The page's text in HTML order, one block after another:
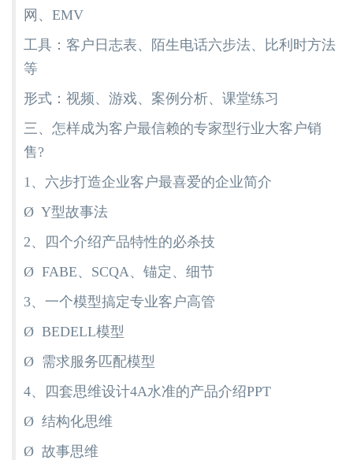
网、EMV
工具：客户日志表、陌生电话六步法、比利时方法
等
形式：视频、游戏、案例分析、课堂练习
三、怎样成为客户最信赖的专家型行业大客户销
售?
1、六步打造企业客户最喜爱的企业简介
Ø Y型故事法
2、四个介绍产品特性的必杀技
Ø FABE、SCQA、锚定、细节
3、一个模型搞定专业客户高管
Ø BEDELL模型
Ø 需求服务匹配模型
4、四套思维设计4A水准的产品介绍PPT
Ø 结构化思维
Ø 故事思维